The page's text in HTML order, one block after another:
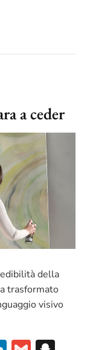
a ceder
della
trasformato
visivo